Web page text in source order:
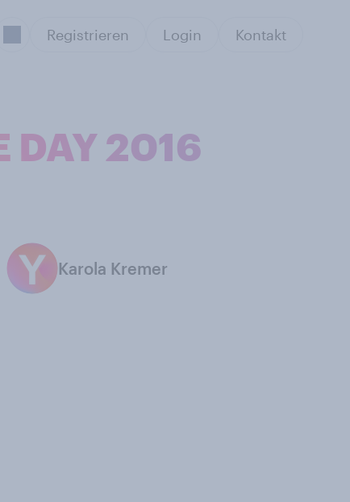
Registrieren Login Kontakt
DAY 2016
Karola Kremer